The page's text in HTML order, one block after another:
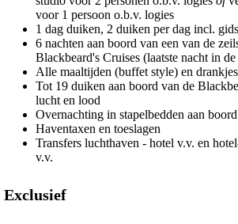
voor 1 persoon o.b.v. logies
1 dag duiken, 2 duiken per dag incl.
6 nachten aan boord van een van de
Blackbeard's Cruises (laatste nacht in
Alle maaltijden (buffet style) en
Tot 19 duiken aan boord van de
lucht en lood
Overnachting in stapelbedden aan boord
Haventaxen en toeslagen
Transfers luchthaven - hotel v.v. en
v.v.
Exclusief